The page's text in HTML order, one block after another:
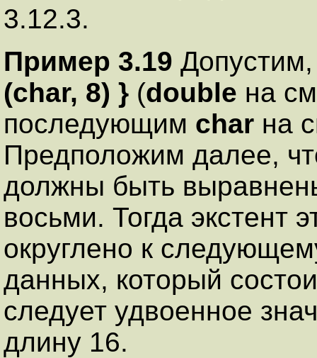
3.12.3.
Пример 3.19
(char, 8) } (double на
последующим char на
Предположим далее,
должны быть
восьми. Тогда экстент
округлено к
данных, который
следует удвоенное
длину 16.